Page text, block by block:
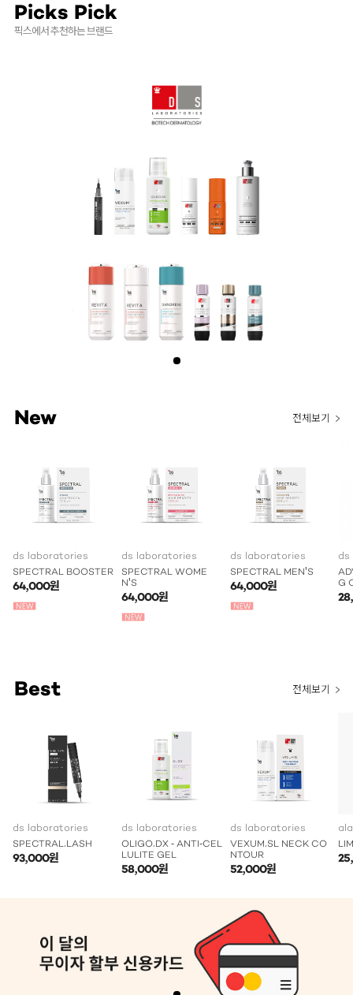
Picks Pick
픽스에서 추천하는 브랜드
New 전체보기
ds laboratories
SPECTRAL BOOSTER
64,000원
ds laboratories
SPECTRAL WOME
N'S
64,000원
ds laboratories
SPECTRAL MEN'S
64,000원
ds
G
Best 전체보기
ds laboratories
SPECTRAL.LASH
93,000원
ds laboratories
OLIGO.DX - ANTI-CEL
LULITE GEL
58,000원
ds laboratories
VEXUM.SL NECK CO
NTOUR
52,000원